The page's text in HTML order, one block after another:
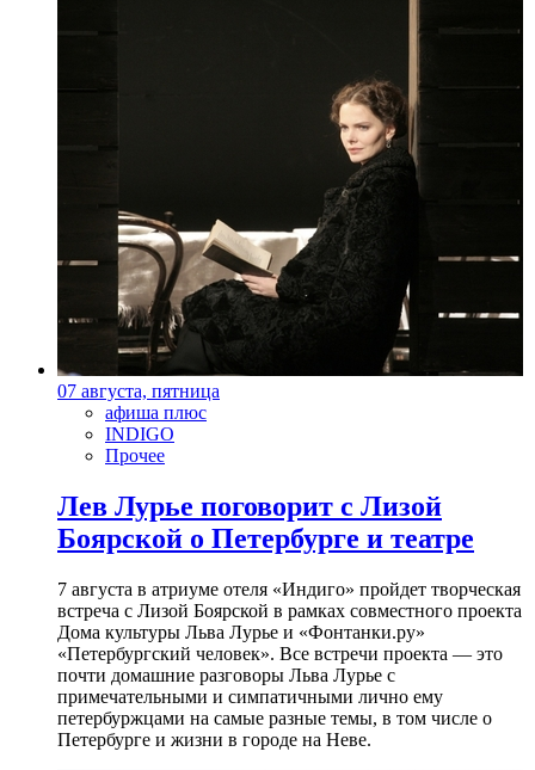
07 августа, пятница
афиша плюс
INDIGO
Прочее
Лев Лурье поговорит с Лизой
Боярской о Петербурге и театре
7 августа в атриуме отеля «Индиго» пройдет творческая
встреча с Лизой Боярской в рамках совместного проекта
Дома культуры Льва Лурье и «Фонтанки.ру»
«Петербургский человек». Все встречи проекта — это
почти домашние разговоры Льва Лурье с
примечательными и симпатичными лично ему
петербуржцами на самые разные темы, в том числе о
Петербурге и жизни в городе на Неве.